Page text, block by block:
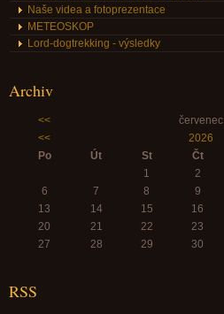
Naše videa a fotoprezentace
METEOSKOP
Lord-dogtrekking - výsledky
Archiv
<< červenec
<<
2026
Po
Út St Čt
1
2
6
7 8 9
13
14 15 16
20
21 22 23
27
28 29 30
RSS